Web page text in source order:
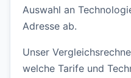
Auswahl an
Adresse ab.
Unser
welche Tarife und